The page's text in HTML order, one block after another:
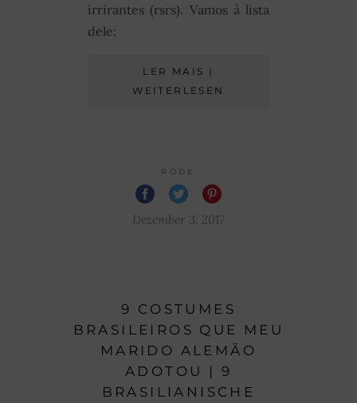
irrirantes (rsrs). Vamos à lista
dele:
LER MAIS |
WEITERLESEN
RODE
Dezember 3, 2017
9 COSTUMES
BRASILEIROS QUE MEU
MARIDO ALEMÃO
ADOTOU | 9
BRASILIANISCHE